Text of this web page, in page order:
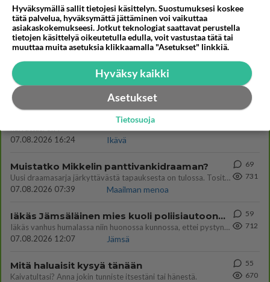
Ketjusta on poistettu2sääntöjenvastaista viestiä.
Takaisin ylös
LUETUIMMAT KESKUSTELUT
PÄIVÄ VIIKKO KUUKAUSI
07.08.2026 16:24
Ikävä
Muistatko Mikkelin panttivankidraaman?
Uusi draamasarja järkyttävästä tapauksesta on tulossa. Tositapahtumiin perustuva sarja ammentaa vuoden 1986 Mikkelin pan
07.08.2026 07:39
Maailman menoa
69
731
Iäkäs Jämsäläinen mies kuoli poliisiautoon matkalla Jyväskylän putkaan
Iäkäs vanhus humalassa niin huonossa kunnossa, ettei pystynyt huolehtimaan itsestään niin ainoa apu sillä hetkellä oli
07.08.2026 12:07
Jämsä
59
712
Mitä haluaisit kysyä tänään
Kaivatultasi? Anna jokin tunniste itsestäni tai hänestä.
55
670
Hyväksymällä sallit tietojesi käsittelyn. Suostumuksesi koskee
tätä palvelua, hyväksymättä jättäminen voi vaikuttaa
asiakaskokemukseesi. Jotkut teknologiat saattavat perustella
tietojen käsittelyä oikeutetulla edulla, voit vastustaa tätä tai
muuttaa muita asetuksia klikkaamalla "Asetukset" linkkiä.
Hyväksy kaikki
Asetukset
Tietosuoja